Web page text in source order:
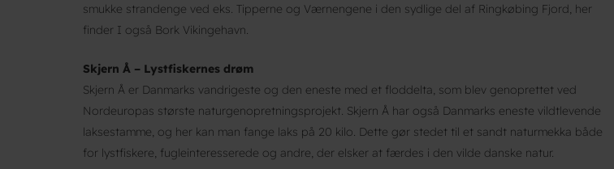
smukke strandenge ved eks. Tipperne og Værnengene i den sydlige del af Ringkøbing Fjord, her
finder I også Bork Vikingehavn.
Skjern Å – Lystfiskernes drøm
Skjern Å er Danmarks vandrigeste og den eneste med et floddelta, som blev genoprettet ved
Nordeuropas største naturgenopretningsprojekt. Skjern Å har også Danmarks eneste vildtlevende
laksestamme, og her kan man fange laks på 20 kilo. Dette gør stedet til et sandt naturmekka både
for lystfiskere, fugleinteresserede og andre, der elsker at færdes i den vilde danske natur.